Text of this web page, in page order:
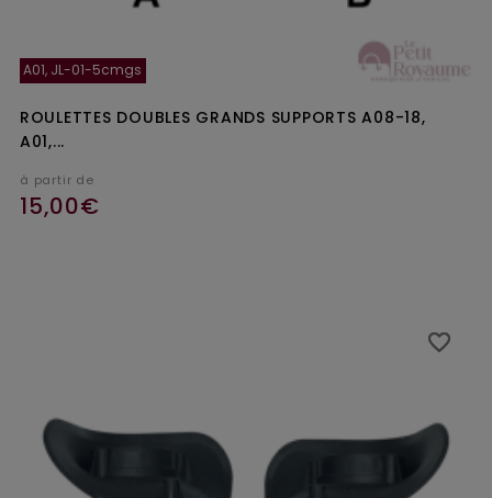
A01, JL-01-5cmgs
ROULETTES DOUBLES GRANDS SUPPORTS A08-18,
A01,...
à partir de
15,00€
favorite_border
favorite_border